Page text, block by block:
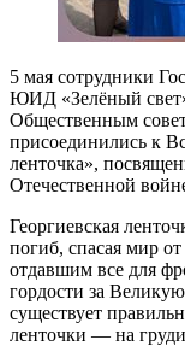
5 мая сотрудники
ЮИД «Зелёный
Общественным
присоединились к
ленточка»,
Отечественной
Георгиевская
погиб, спасая мир
отдавшим все для
гордости за
существует
ленточки — на